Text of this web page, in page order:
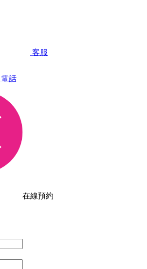
客服
電話
在線預約